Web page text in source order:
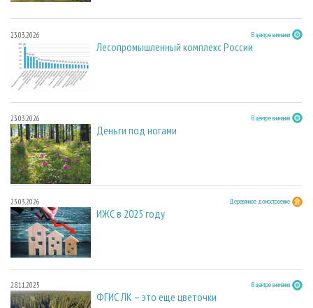
23.03.2026 В центре внимания
Лесопромышленный комплекс России
23.03.2026 В центре внимания
Деньги под ногами
23.03.2026 Деревянное домостроение
ИЖС в 2025 году
28.11.2025 В центре внимания
ФГИС ЛК – это еще цветочки